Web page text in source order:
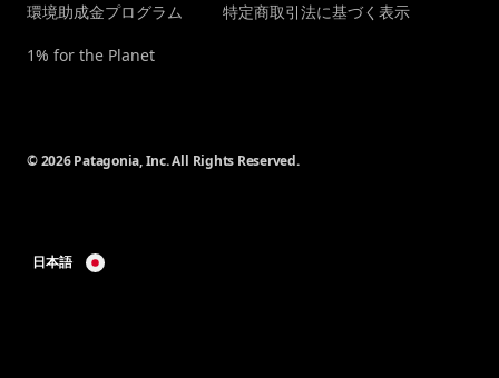
環境助成金プログラム
1% for the Planet
特定商取引法に基づく表示
© 2026 Patagonia, Inc. All Rights Reserved.
日本語